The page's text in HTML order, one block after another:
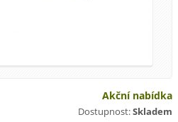
Akční nabídka
Dostupnost:Skladem